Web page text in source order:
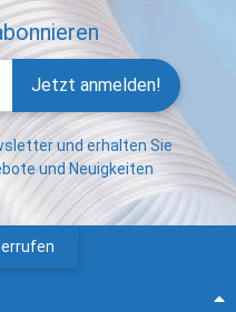
Jetzt anmelden!
und erhalten Sie
und Neuigkeiten